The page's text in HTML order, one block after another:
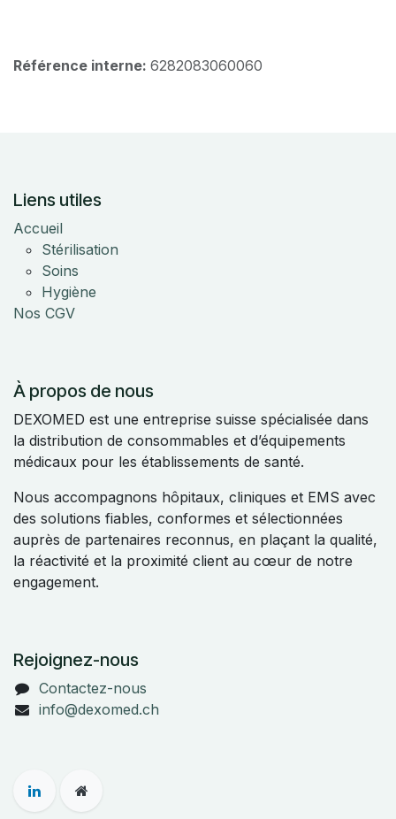
Référence interne: 6282083060060
Liens utiles
Accueil
Stérilisation
Soins
Hygiène
Nos CGV
À propos de nous
DEXOMED est une entreprise suisse spécialisée dans
la distribution de consommables et d’équipements
médicaux pour les établissements de santé.
Nous accompagnons hôpitaux, cliniques et EMS avec
des solutions fiables, conformes et sélectionnées
auprès de partenaires reconnus, en plaçant la qualité,
la réactivité et la proximité client au cœur de notre
engagement.
Rejoignez-nous
Contactez-nous
info@dexomed.ch